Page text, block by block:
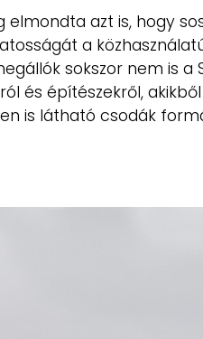
elmondta azt is, hogy
a
sokszor nem is a
és építészekről,
is látható csodák